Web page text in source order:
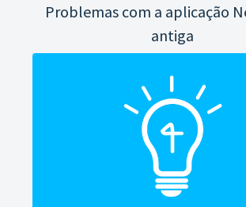
Problemas com a aplicação
antiga